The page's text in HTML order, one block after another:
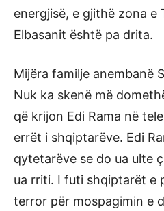
energjisë, e gjithë zona e
Elbasanit është pa drita.
Mijëra familje anembanë
Nuk ka skenë më
që krijon Edi Rama në
errët i shqiptarëve. Edi
qytetarëve se do ua ulte
ua rriti. I futi shqiptarët e
terror për mospagimin e